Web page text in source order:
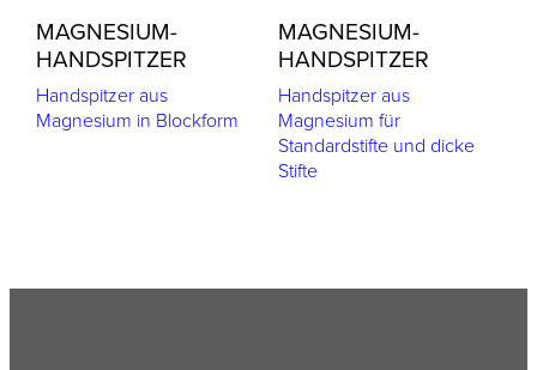
MAGNESIUM-
HANDSPITZER
Handspitzer aus
Magnesium in Blockform
MAGNESIUM-
HANDSPITZER
Handspitzer aus
Magnesium für
Standardstifte und dicke
Stifte